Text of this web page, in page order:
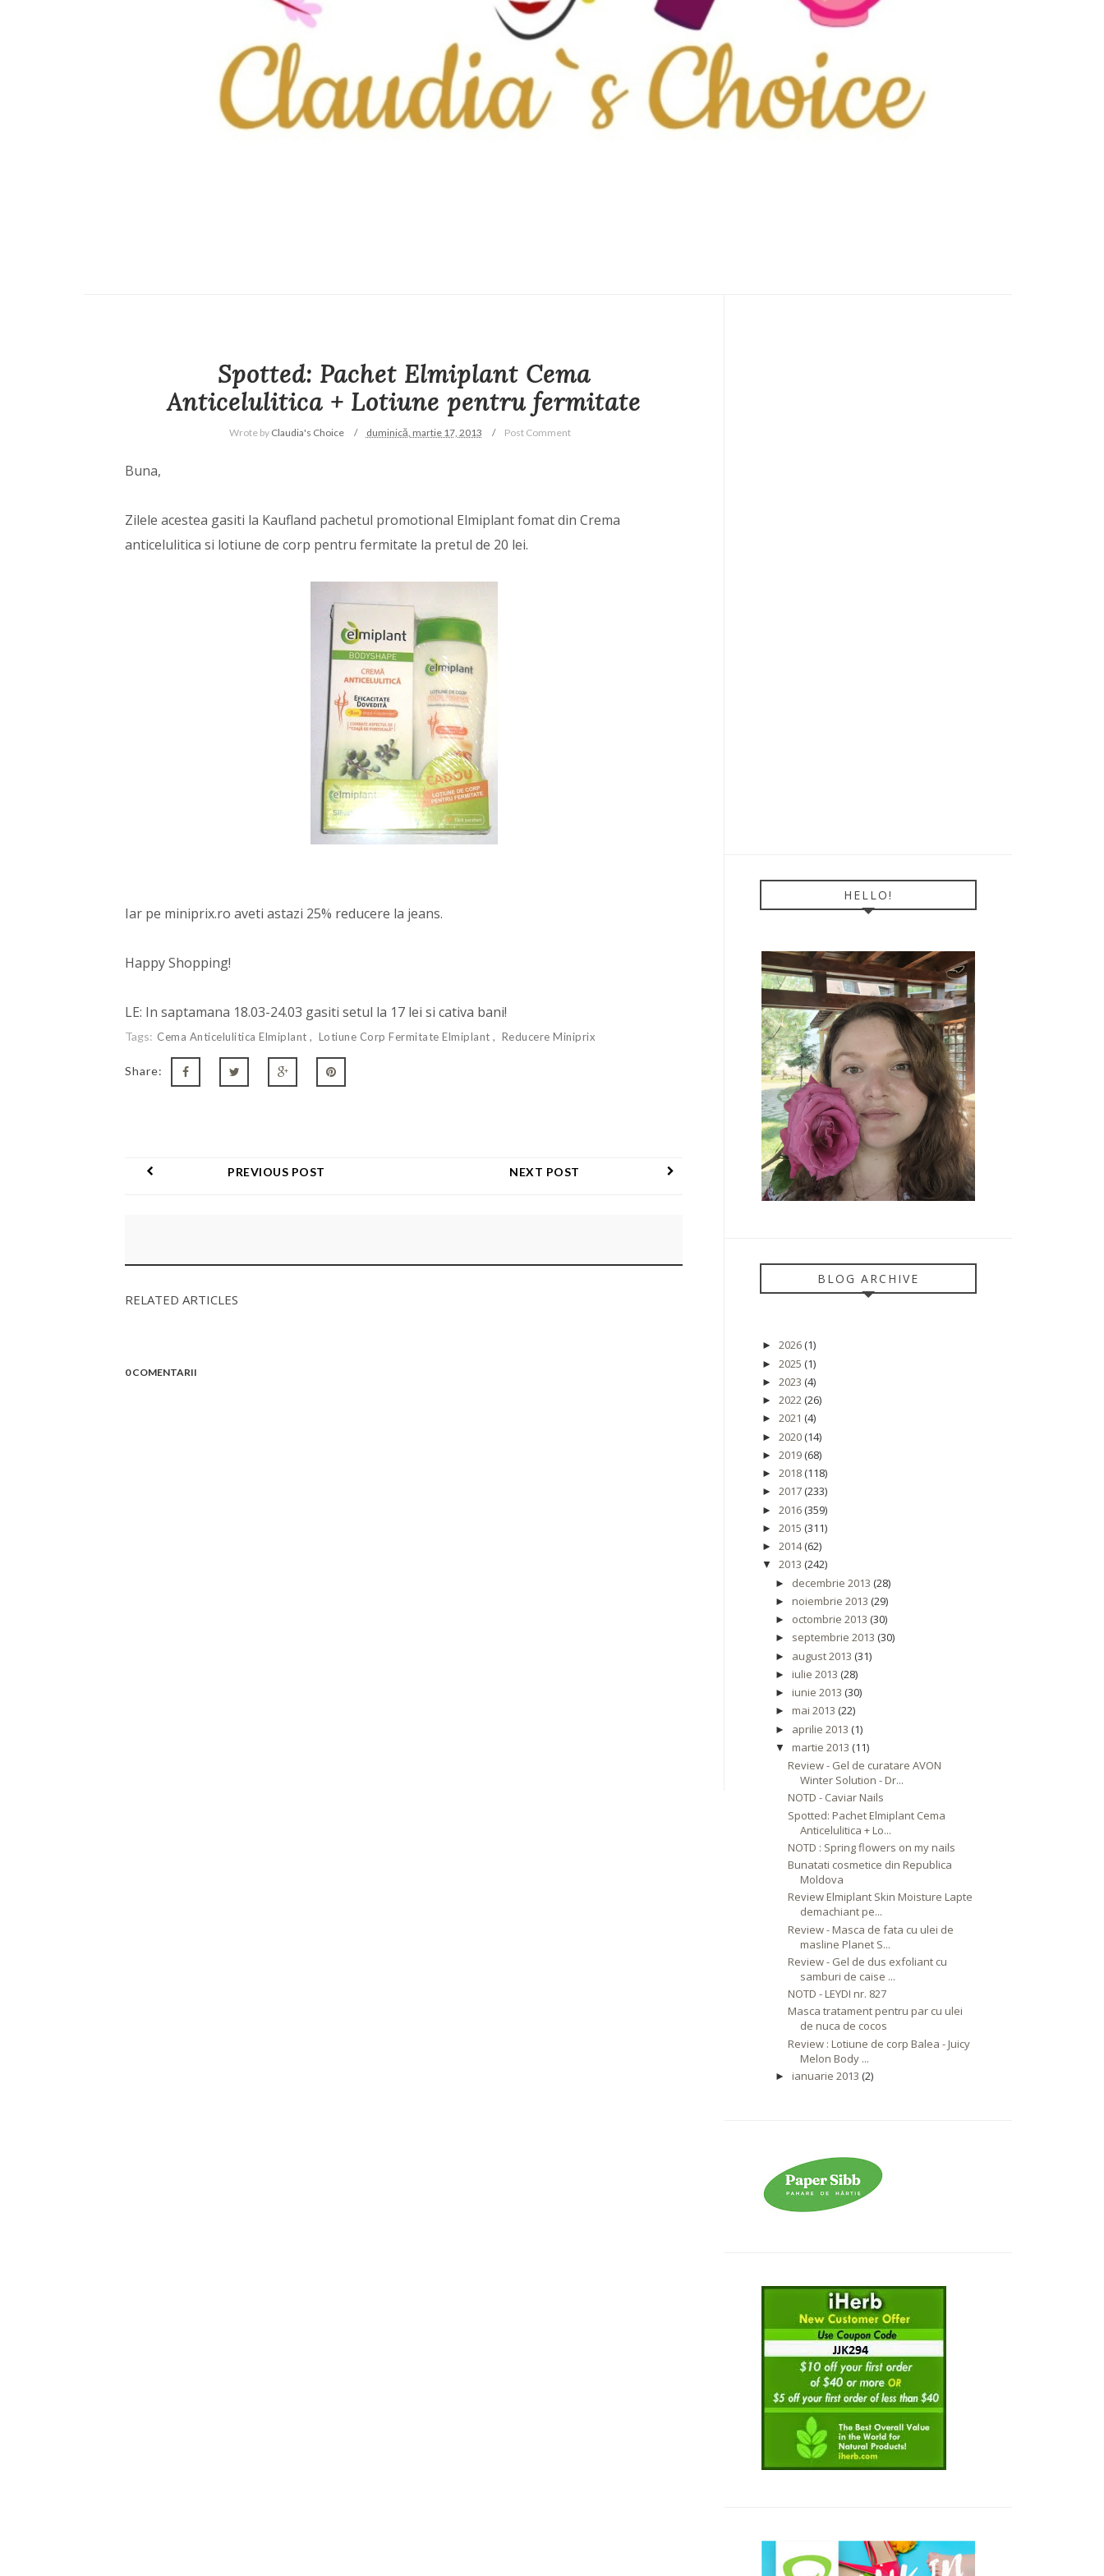
Spotted: Pachet Elmiplant Cema
Anticelulitica + Lotiune pentru fermitate
Wrote by Claudia's Choice duminică, martie 17, 2013 Post Comment
Buna,
Zilele acestea gasiti la Kaufland pachetul promotional Elmiplant fomat din Crema
anticelulitica si lotiune de corp pentru fermitate la pretul de 20 lei.
Iar pe miniprix.ro aveti astazi 25% reducere la jeans.
Happy Shopping!
LE: In saptamana 18.03-24.03 gasiti setul la 17 lei si cativa bani!
Tags: Cema Anticelulitica Elmiplant Lotiune Corp Fermitate Elmiplant Reducere Miniprix
Share:
NEXT POST
PREVIOUS POST
RELATED ARTICLES
0 COMENTARII
HELLO!
BLOG ARCHIVE
► 2026(1)
► 2025 (1)
► 2023 (4)
► 2022(26)
► 2021 (4)
► 2020(14)
► 2019(68)
► 2018(118)
► 2017(233)
► 2016(359)
► 2015 (311)
► 2014(62)
▼ 2013 (242)
► decembrie 2013 (28)
► noiembrie 2013 (29)
► octombrie 2013 (30)
► septembrie 2013 (30)
► august 2013 (31)
► iulie 2013 (28)
► iunie 2013 (30)
► mai 2013 (22)
► aprilie 2013 (1)
▼ martie 2013 (11)
Review - Gel de curatare AVON
Winter Solution - Dr...
NOTD - Caviar Nails
Spotted: Pachet Elmiplant Cema
Anticelulitica + Lo...
NOTD : Spring flowers on my nails
Bunatati cosmetice din Republica
Moldova
Review Elmiplant Skin Moisture Lapte
demachiant pe...
Review - Masca de fata cu ulei de
masline Planet S...
Review - Gel de dus exfoliant cu
samburi de caise ...
NOTD - LEYDI nr. 827
Masca tratament pentru par cu ulei
de nuca de cocos
Review : Lotiune de corp Balea - Juicy
Melon Body ...
► ianuarie 2013 (2)